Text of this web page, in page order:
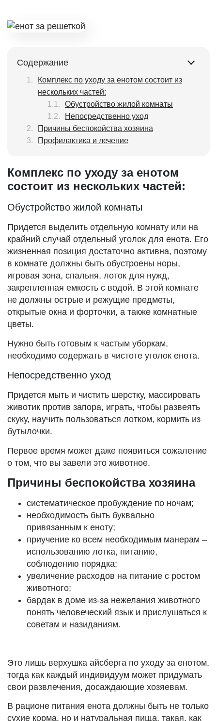
Содержание
Комплекс по уходу за енотом состоит из
нескольких частей:
Обустройство жилой комнаты
Непосредственно уход
Причины беспокойства хозяина
Профилактика и лечение
Комплекс по уходу за енотом
состоит из нескольких частей:
Обустройство жилой комнаты
Придется выделить отдельную комнату или на
крайний случай отдельный уголок для енота. Его
жизненная позиция достаточно активна, поэтому
в комнате должны быть обустроены норы,
игровая зона, спальня, лоток для нужд,
закрепленная емкость с водой. В этой комнате
не должны острые и режущие предметы,
открытые окна и форточки, а также комнатные
цветы.
Нужно быть готовым к частым уборкам,
необходимо содержать в чистоте уголок енота.
Непосредственно уход
Придется мыть и чистить шерстку, массировать
животик против запора, играть, чтобы развеять
скуку, научить пользоваться лотком, кормить из
бутылочки.
Первое время может даже появиться сожаление
о том, что вы завели это животное.
Причины беспокойства хозяина
систематическое пробуждение по ночам;
необходимость быть буквально
привязанным к еноту;
приучение ко всем необходимым манерам –
использованию лотка, питанию,
соблюдению порядка;
увеличение расходов на питание с ростом
животного;
бардак в доме из-за нежелания животного
понять человеческий язык и прислушаться к
советам и назиданиям.
Это лишь верхушка айсберга по уходу за енотом,
тогда как каждый индивидуум может придумать
свои развлечения, досаждающие хозяевам.
В рационе питания енота должны быть не только
сухие корма, но и натуральная пища, такая, как